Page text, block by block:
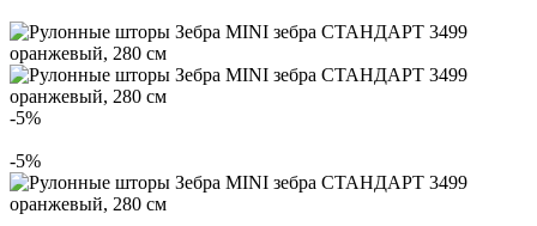
-5%
-5%